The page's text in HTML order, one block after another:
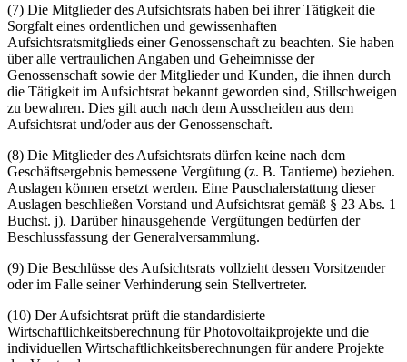
(7) Die Mitglieder des Aufsichtsrats haben bei ihrer Tätigkeit die
Sorgfalt eines ordentlichen und gewissenhaften
Aufsichtsratsmitglieds einer Genossenschaft zu beachten. Sie haben
über alle vertraulichen Angaben und Geheimnisse der
Genossenschaft sowie der Mitglieder und Kunden, die ihnen durch
die Tätigkeit im Aufsichtsrat bekannt geworden sind, Stillschweigen
zu bewahren. Dies gilt auch nach dem Ausscheiden aus dem
Aufsichtsrat und/oder aus der Genossenschaft.
(8) Die Mitglieder des Aufsichtsrats dürfen keine nach dem
Geschäftsergebnis bemessene Vergütung (z. B. Tantieme) beziehen.
Auslagen können ersetzt werden. Eine Pauschalerstattung dieser
Auslagen beschließen Vorstand und Aufsichtsrat gemäß § 23 Abs. 1
Buchst. j). Darüber hinausgehende Vergütungen bedürfen der
Beschlussfassung der Generalversammlung.
(9) Die Beschlüsse des Aufsichtsrats vollzieht dessen Vorsitzender
oder im Falle seiner Verhinderung sein Stellvertreter.
(10) Der Aufsichtsrat prüft die standardisierte
Wirtschaftlichkeitsberechnung für Photovoltaikprojekte und die
individuellen Wirtschaftlichkeitsberechnungen für andere Projekte